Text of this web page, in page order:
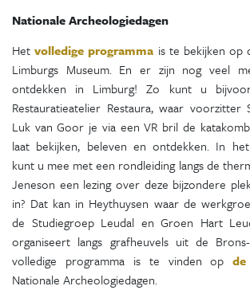
Nationale Archeologiedagen
Hetvolledige programma is te bekijken op
Limburgs Museum. En er zijn nog veel
ontdekken in Limburg! Zo kunt u
Restauratieatelier Restaura, waar voorzitter
Luk van Goor je via een VR bril de
laat bekijken, beleven en ontdekken. In
kunt u mee met een rondleiding langs de
Jeneson een lezing over deze bijzondere
in? Dat kan in Heythuysen waar de
de Studiegroep Leudal en Groen Hart
organiseert langs grafheuvels uit de
volledige programma is te vinden op
Nationale Archeologiedagen.